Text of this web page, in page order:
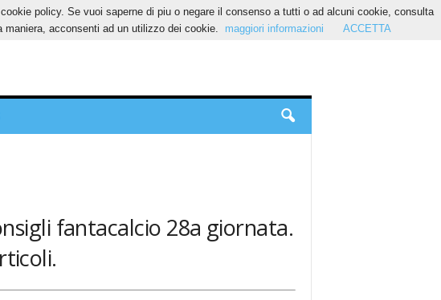
fantacalcio 28a giornata.
policy. Se vuoi saperne di piu o negare il consenso a tutti o ad alcuni cookie, consulta
maniera, acconsenti ad un utilizzo dei cookie.
maggiori informazioni ACCETTA